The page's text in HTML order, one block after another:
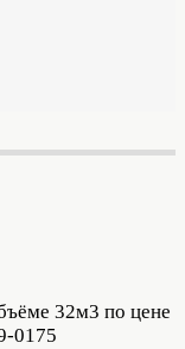
32м3 по цене
0175